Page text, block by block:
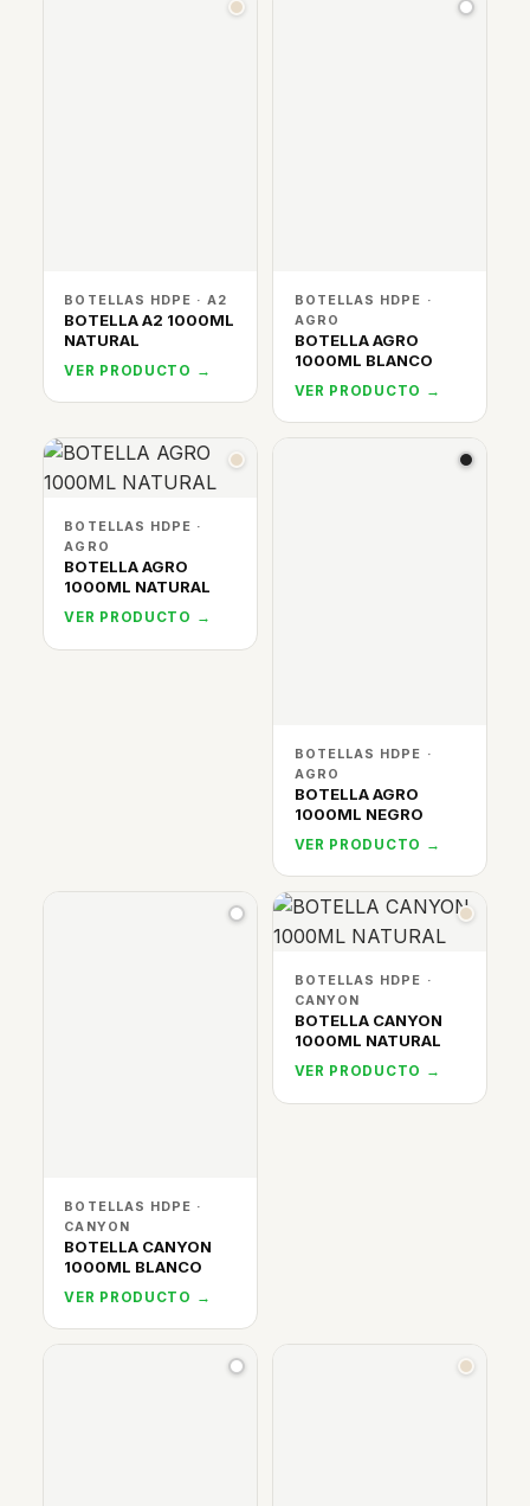
BOTELLAS HDPE · A2
BOTELLA A2 1000ML
NATURAL
VER PRODUCTO →
BOTELLAS HDPE ·
AGRO
BOTELLA AGRO
1000ML BLANCO
VER PRODUCTO →
BOTELLAS HDPE ·
AGRO
BOTELLA AGRO
1000ML NATURAL
VER PRODUCTO →
BOTELLAS HDPE ·
AGRO
BOTELLA AGRO
1000ML NEGRO
VER PRODUCTO →
BOTELLAS HDPE ·
CANYON
BOTELLA CANYON
1000ML BLANCO
VER PRODUCTO →
BOTELLAS HDPE ·
CANYON
BOTELLA CANYON
1000ML NATURAL
VER PRODUCTO →